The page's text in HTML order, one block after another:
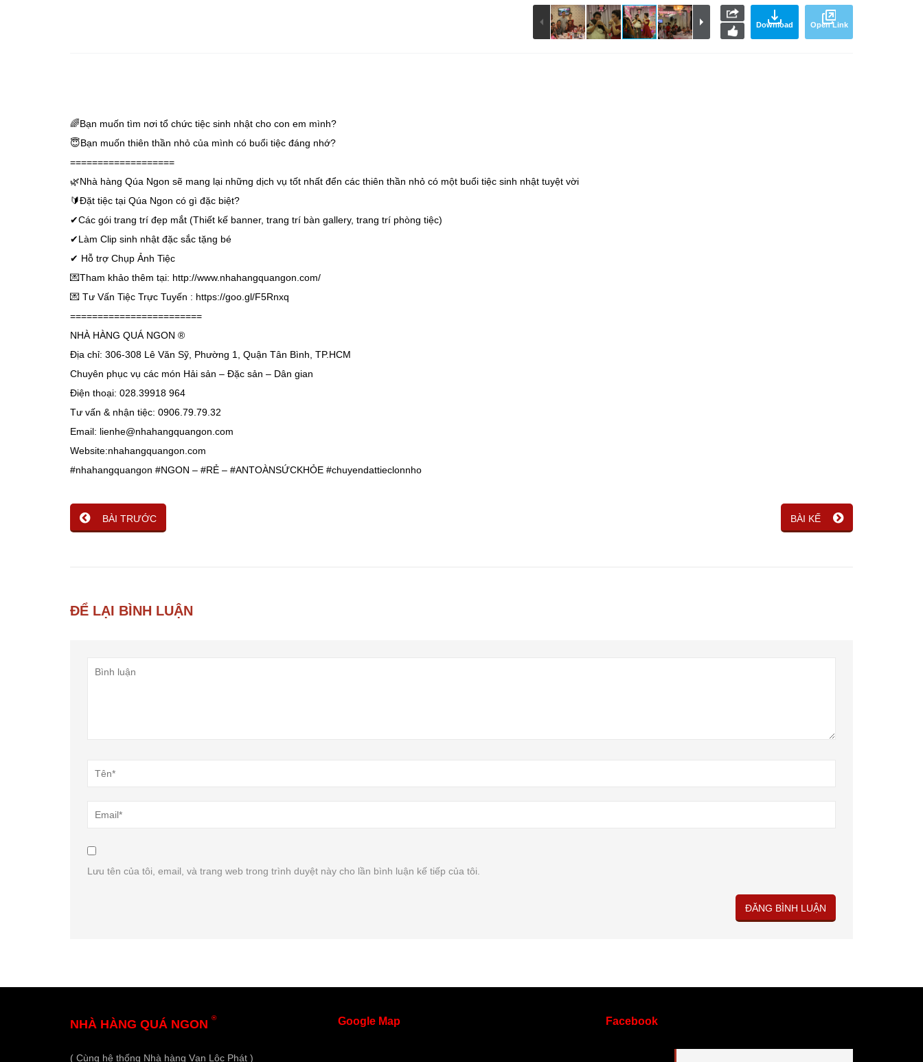
Download Open Link
🌈Bạn muốn tìm nơi tổ chức tiệc sinh nhật cho con em mình?
😇Bạn muốn thiên thần nhỏ của mình có buổi tiệc đáng nhớ?
===================
🌿Nhà hàng Qúa Ngon sẽ mang lại những dịch vụ tốt nhất đển các thiên thần nhỏ có một buổi tiệc sinh nhật tuyệt vời
🔰Đặt tiệc tại Qúa Ngon có gì đặc biệt?
✔Các gói trang trí đẹp mắt (Thiết kế banner, trang trí bàn gallery, trang trí phòng tiệc)
✔Làm Clip sinh nhật đặc sắc tặng bé
✔ Hỗ trợ Chụp Ảnh Tiệc
💌Tham khảo thêm tại: http://www.nhahangquangon.com/
💌 Tư Vấn Tiệc Trực Tuyến : https://goo.gl/F5Rnxq
========================
NHÀ HÀNG QUÁ NGON ®
Địa chỉ: 306-308 Lê Văn Sỹ, Phường 1, Quận Tân Bình, TP.HCM
Chuyên phục vụ các món Hải sản – Đặc sản – Dân gian
Điện thoại: 028.39918 964
Tư vấn & nhận tiệc: 0906.79.79.32
Email: lienhe@nhahangquangon.com
Website:nhahangquangon.com
#nhahangquangon #NGON – #RẺ – #ANTOÀNSỨCKHỎE #chuyendattieclonnho
BÀI TRƯỚC BÀI KẾ
ĐỂ LẠI BÌNH LUẬN
Lưu tên của tôi, email, và trang web trong trình duyệt này cho lần bình luận kế tiếp của tôi.
NHÀ HÀNG QUÁ NGON ®
( Cùng hệ thống Nhà hàng Vạn Lộc Phát )
Google Map Facebook